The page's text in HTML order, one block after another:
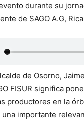
durante su
de SAGO A.G,
de Osorno,
FISUR significa
productores en la
importante